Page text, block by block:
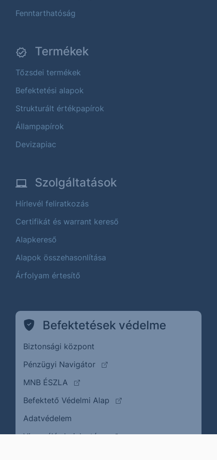
Fenntarthatóság
Termékek
Tőzsdei termékek
Befektetési alapok
Strukturált értékpapírok
Állampapírok
Devizapiac
Szolgáltatások
Hírlevél feliratkozás
Certifikát és warrant kereső
Alapkereső
Alapok összehasonlítása
Árfolyam értesítő
Befektetések védelme
Biztonsági központ
Pénzügyi Navigátor
(külső oldalra ugrik)
MNB ÉSZLA
(külső oldalra ugrik)
Befektető Védelmi Alap
(külső oldalra ugrik)
Adatvédelem
Visszaélés bejelentése(külső oldalra ugrik)